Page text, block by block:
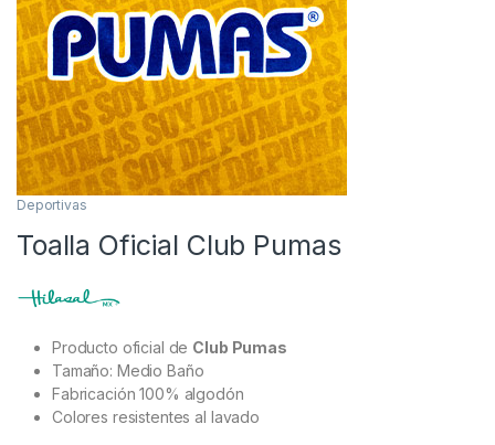
Deportivas
Toalla Oficial Club Pumas
Producto oficial de Club Pumas
Tamaño: Medio Baño
Fabricación 100% algodón
Colores resistentes al lavado